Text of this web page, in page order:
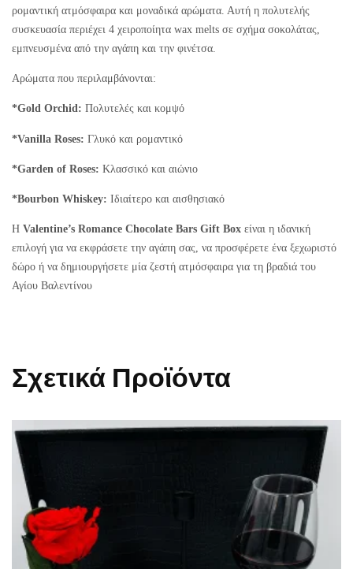
ρομαντική ατμόσφαιρα και μοναδικά αρώματα. Αυτή η πολυτελής
συσκευασία περιέχει 4 χειροποίητα wax melts σε σχήμα σοκολάτας,
εμπνευσμένα από την αγάπη και την φινέτσα.
Αρώματα που περιλαμβάνονται:
*Gold Orchid: Πολυτελές και κομψό
*Vanilla Roses: Γλυκό και ρομαντικό
*Garden of Roses: Κλασσικό και αιώνιο
*Bourbon Whiskey: Ιδιαίτερο και αισθησιακό
Η Valentine’s Romance Chocolate Bars Gift Box είναι η ιδανική
επιλογή για να εκφράσετε την αγάπη σας, να προσφέρετε ένα ξεχωριστό
δώρο ή να δημιουργήσετε μία ζεστή ατμόσφαιρα για τη βραδιά του
Αγίου Βαλεντίνου
Σχετικά Προϊόντα